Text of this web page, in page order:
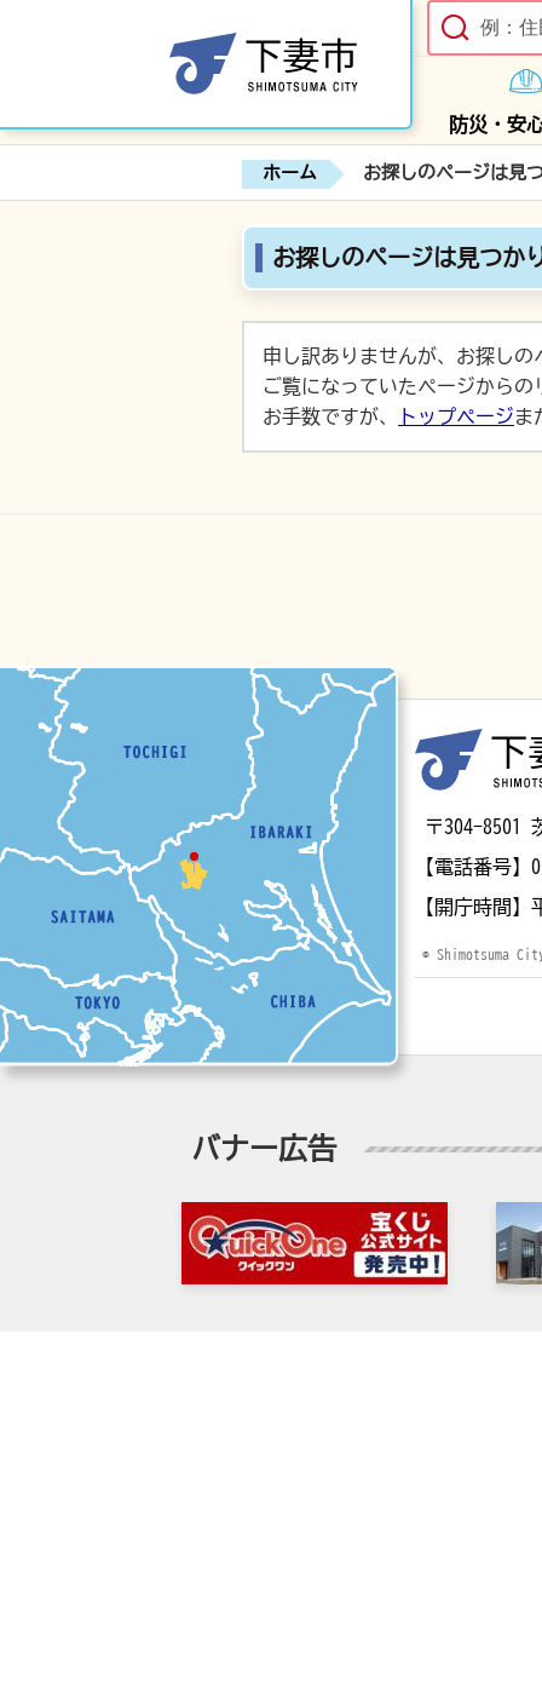
防災・安
ホーム お探しのページは見
お探しのページは見つか
申し訳ありませんが、お探し
ご覧になっていたページから
お手数ですが、
トップページま
〒304-8501
【電話番号】
【開庁時間】
© Shimotsuma
バナー広告